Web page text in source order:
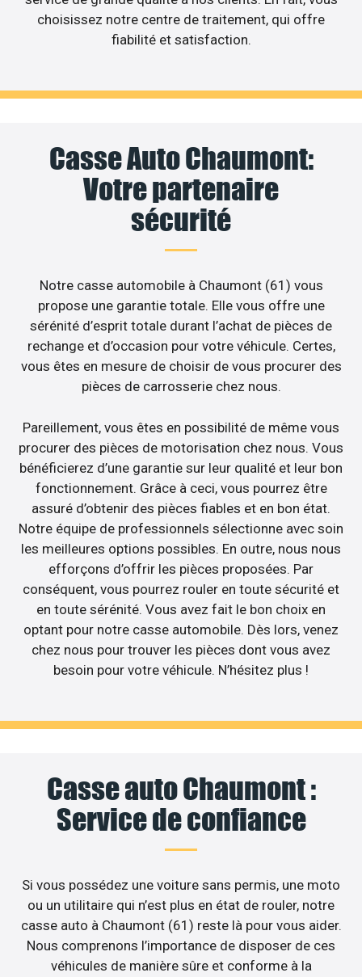
choisissez notre centre de traitement, qui offre
fiabilité et satisfaction.
Casse Auto Chaumont:
Votre partenaire
sécurité
Notre casse automobile à Chaumont (61) vous
propose une garantie totale. Elle vous offre une
sérénité d’esprit totale durant l’achat de pièces de
rechange et d’occasion pour votre véhicule. Certes,
vous êtes en mesure de choisir de vous procurer des
pièces de carrosserie chez nous.
Pareillement, vous êtes en possibilité de même vous
procurer des pièces de motorisation chez nous. Vous
bénéficierez d’une garantie sur leur qualité et leur bon
fonctionnement. Grâce à ceci, vous pourrez être
assuré d’obtenir des pièces fiables et en bon état.
Notre équipe de professionnels sélectionne avec soin
les meilleures options possibles. En outre, nous nous
efforçons d’offrir les pièces proposées. Par
conséquent, vous pourrez rouler en toute sécurité et
en toute sérénité. Vous avez fait le bon choix en
optant pour notre casse automobile. Dès lors, venez
chez nous pour trouver les pièces dont vous avez
besoin pour votre véhicule. N’hésitez plus !
Casse auto Chaumont :
Service de confiance
Si vous possédez une voiture sans permis, une moto
ou un utilitaire qui n’est plus en état de rouler, notre
casse auto à Chaumont (61) reste là pour vous aider.
Nous comprenons l’importance de disposer de ces
véhicules de manière sûre et conforme à la